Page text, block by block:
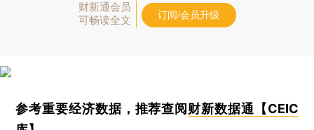
财新通会员
可畅读全文
订阅/会员升级
参考重要经济数据，推荐查阅 财新数据通【CEIC